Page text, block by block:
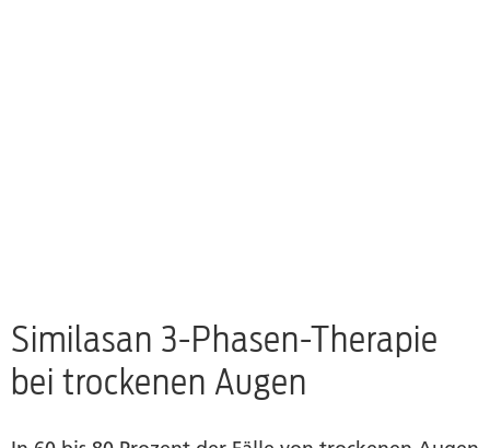
Similasan 3-Phasen-Therapie
bei trockenen Augen